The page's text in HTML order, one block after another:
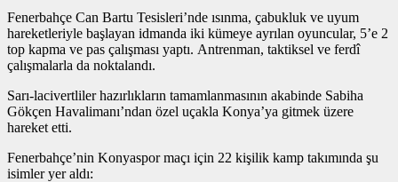
Fenerbahçe Can Bartu Tesisleri’nde ısınma, çabukluk ve uyum
hareketleriyle başlayan idmanda iki kümeye ayrılan oyuncular, 5’e 2
top kapma ve pas çalışması yaptı. Antrenman, taktiksel ve ferdî
çalışmalarla da noktalandı.
Sarı-lacivertliler hazırlıkların tamamlanmasının akabinde Sabiha
Gökçen Havalimanı’ndan özel uçakla Konya’ya gitmek üzere
hareket etti.
Fenerbahçe’nin Konyaspor maçı için 22 kişilik kamp takımında şu
isimler yer aldı: